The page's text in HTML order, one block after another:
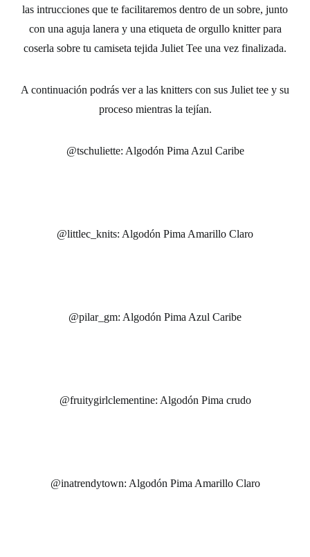
las intrucciones que te facilitaremos dentro de un sobre, junto
con una aguja lanera y una etiqueta de orgullo knitter para
coserla sobre tu camiseta tejida Juliet Tee una vez finalizada.
A continuación podrás ver a las knitters con sus Juliet tee y su
proceso mientras la tejían.
@tschuliette: Algodón Pima Azul Caribe
@littlec_knits: Algodón Pima Amarillo Claro
@pilar_gm: Algodón Pima Azul Caribe
@fruitygirlclementine: Algodón Pima crudo
@inatrendytown: Algodón Pima Amarillo Claro